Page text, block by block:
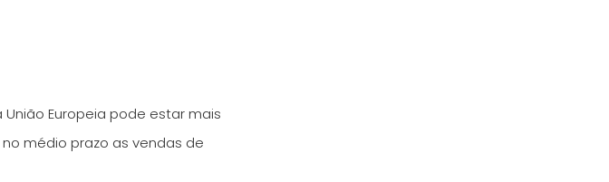
Europeia pode estar mais
médio prazo as vendas de